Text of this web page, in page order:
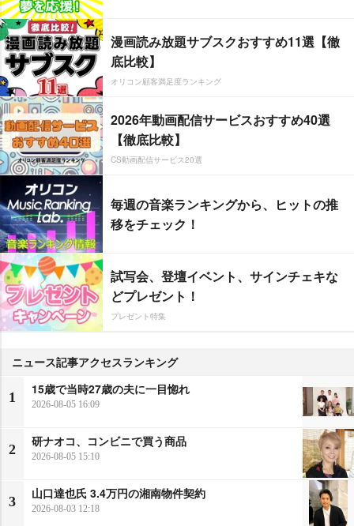
漫画読み放題サブスクおすすめ11選【徹
底比較】
オリコン顧客満足度ランキング
2026年動画配信サービスおすすめ40選
【徹底比較】
CS動画配信サービス20選
毎週の音楽ランキングから、ヒットの推
移をチェック！
試写会、登壇イベント、サインチェキな
どプレゼント！
プレゼント特集
ニュース記事アクセスランキング
1
15歳で当時27歳の夫に一目惚れ
2026-08-05 16:09
2
研ナオコ、コンビニで買う商品
2026-08-05 15:10
3
山口達也氏 3.4万円の湘南物件契約
2026-08-03 12:18